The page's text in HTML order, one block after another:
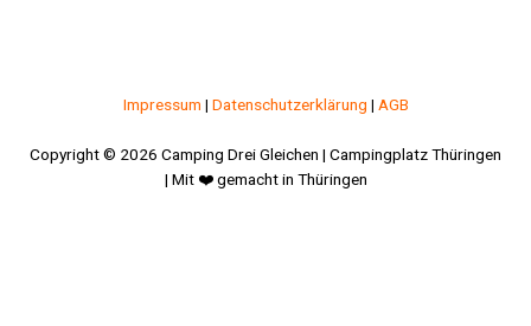
Impressum | Datenschutzerklärung | AGB
Copyright © 2026 Camping Drei Gleichen | Campingplatz Thüringen
| Mit ❤️ gemacht in Thüringen